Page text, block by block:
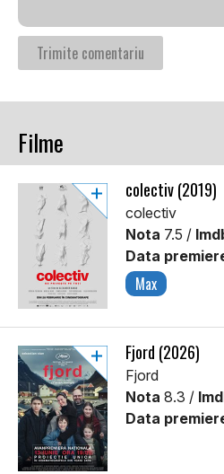
Filme
colectiv (2019)
colectiv
Nota 7.5 /
Data
Max
Fjord (2026)
Fjord
Nota 8.3 /
Data